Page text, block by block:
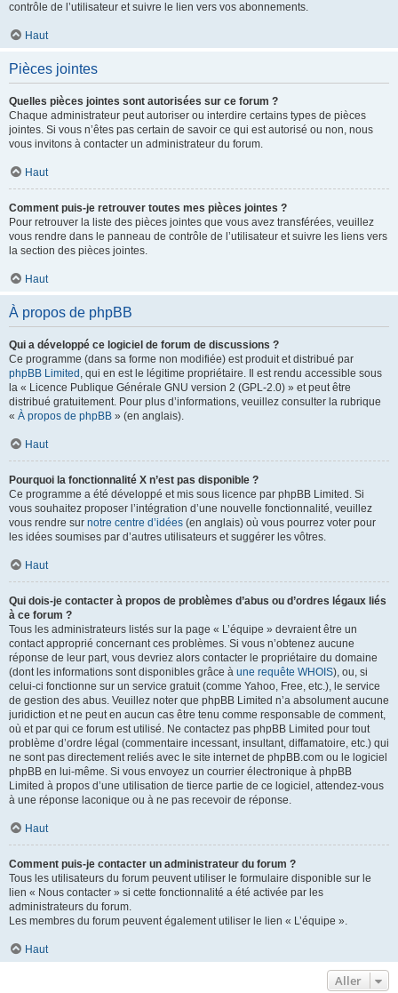
contrôle de l’utilisateur et suivre le lien vers vos abonnements.
Haut
Pièces jointes
Quelles pièces jointes sont autorisées sur ce forum ?
Chaque administrateur peut autoriser ou interdire certains types de pièces
jointes. Si vous n’êtes pas certain de savoir ce qui est autorisé ou non, nous
vous invitons à contacter un administrateur du forum.
Haut
Comment puis-je retrouver toutes mes pièces jointes ?
Pour retrouver la liste des pièces jointes que vous avez transférées, veuillez
vous rendre dans le panneau de contrôle de l’utilisateur et suivre les liens vers
la section des pièces jointes.
Haut
À propos de phpBB
Qui a développé ce logiciel de forum de discussions ?
Ce programme (dans sa forme non modifiée) est produit et distribué par
phpBB Limited , qui en est le légitime propriétaire. Il est rendu accessible sous
la « Licence Publique Générale GNU version 2 (GPL-2.0) » et peut être
distribué gratuitement. Pour plus d’informations, veuillez consulter la rubrique
« À propos de phpBB » (en anglais).
Haut
Pourquoi la fonctionnalité X n’est pas disponible ?
Ce programme a été développé et mis sous licence par phpBB Limited. Si
vous souhaitez proposer l’intégration d’une nouvelle fonctionnalité, veuillez
vous rendre sur notre centre d’idées (en anglais) où vous pourrez voter pour
les idées soumises par d’autres utilisateurs et suggérer les vôtres.
Haut
Qui dois-je contacter à propos de problèmes d’abus ou d’ordres légaux liés
à ce forum ?
Tous les administrateurs listés sur la page « L’équipe » devraient être un
contact approprié concernant ces problèmes. Si vous n’obtenez aucune
réponse de leur part, vous devriez alors contacter le propriétaire du domaine
(dont les informations sont disponibles grâce à une requête WHOIS), ou, si
celui-ci fonctionne sur un service gratuit (comme Yahoo, Free, etc.), le service
de gestion des abus. Veuillez noter que phpBB Limited n’a absolument aucune
juridiction et ne peut en aucun cas être tenu comme responsable de comment,
où et par qui ce forum est utilisé. Ne contactez pas phpBB Limited pour tout
problème d’ordre légal (commentaire incessant, insultant, diffamatoire, etc.) qui
ne sont pas directement reliés avec le site internet de phpBB.com ou le logiciel
phpBB en lui-même. Si vous envoyez un courrier électronique à phpBB
Limited à propos d’une utilisation de tierce partie de ce logiciel, attendez-vous
à une réponse laconique ou à ne pas recevoir de réponse.
Haut
Comment puis-je contacter un administrateur du forum ?
Tous les utilisateurs du forum peuvent utiliser le formulaire disponible sur le
lien « Nous contacter » si cette fonctionnalité a été activée par les
administrateurs du forum.
Les membres du forum peuvent également utiliser le lien « L’équipe ».
Haut
Aller